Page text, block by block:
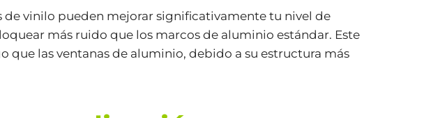
de vinilo pueden mejorar significativamente tu nivel de
más ruido que los marcos de aluminio estándar. Este
las ventanas de aluminio, debido a su estructura más